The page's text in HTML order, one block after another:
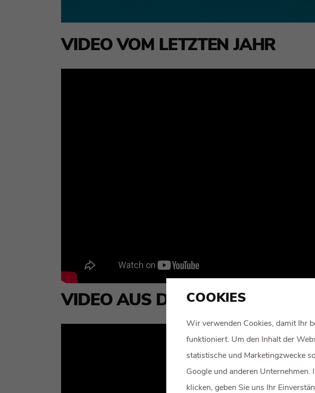
VIDEO VOM LETZTEN JAHR
VIDEO AUS DEM VORLETZTEN
COOKIES
Wir verwenden Cookies, damit Ihr
funktioniert. Um den Inhalt der
statistische und Marketingzwecke
Google und anderen Unternehmen.
klicken, geben Sie uns Ihr